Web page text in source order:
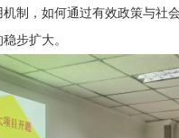
制，如何通过有效政策与社
步扩大。